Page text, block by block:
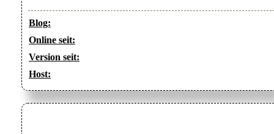
Blog:
Online seit:
Version seit:
Host: